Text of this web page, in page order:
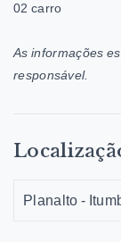
02 carro
As informações
responsável.
Planalto -